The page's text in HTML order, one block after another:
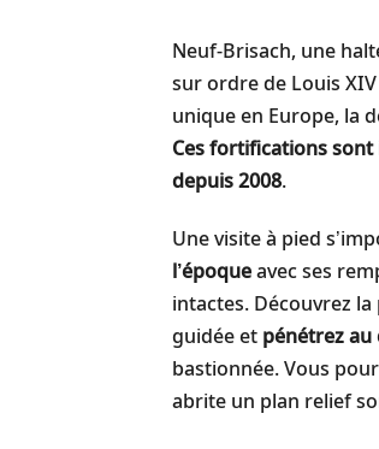
Neuf-Brisach, une
sur ordre de Louis
unique en Europe, la
Ces fortifications sont
depuis 2008.
Une visite à pied
l’époqueavec ses
intactes. Découvrez
guidée et pénétrez
bastionnée. Vous
abrite un plan relief